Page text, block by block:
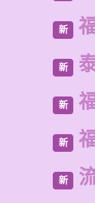
新
新
新
新
新